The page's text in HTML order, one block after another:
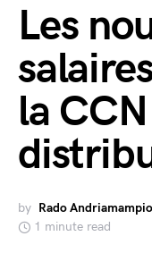
Les
la
by Rado
1 minute read